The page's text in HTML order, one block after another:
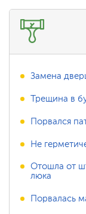
Замена
Трещина в
Порвался
Не
Отошла от
люка
Порвалась